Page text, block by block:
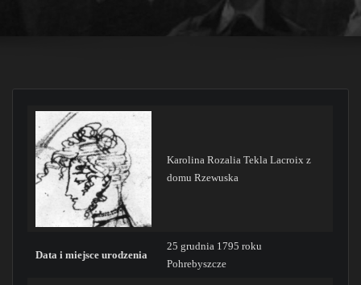
Karolina Rozalia Tekla Lacroix z
domu Rzewuska
Data i miejsce urodzenia
25 grudnia 1795 roku
Pohrebyszcze